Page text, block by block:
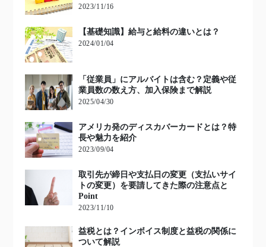
2023/11/16
【基礎知識】給与と給料の違いとは？
2024/01/04
「従業員」にアルバイトは含む？定義や従
業員数の数え方、加入保険まで解説
2025/04/30
アメリカ発のディスカバーカードとは？特
長や魅力を紹介
2023/09/04
取引先が締日や支払日の変更（支払いサイ
トの変更）を要請してきた際の注意点と
Point
2023/11/10
益税とは？インボイス制度と益税の関係に
ついて解説